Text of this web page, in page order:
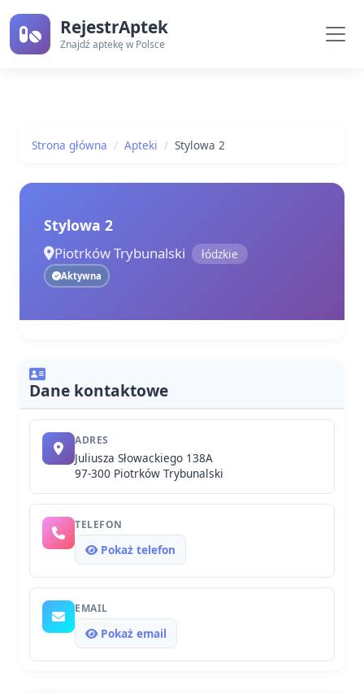
RejestrAptek
Znajdź aptekę w Polsce
Strona główna Apteki Stylowa 2
Stylowa 2
Piotrków Trybunalski łódzkie
Aktywna
Dane kontaktowe
ADRES
Juliusza Słowackiego 138A
97-300 Piotrków Trybunalski
TELEFON
Pokaż telefon
EMAIL
Pokaż email